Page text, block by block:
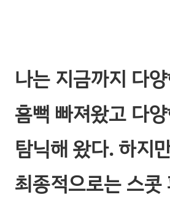
나는 지금까지 다
흠뻑 빠져왔고 다
탐닉해 왔다. 하지
최종적으로는 스콧